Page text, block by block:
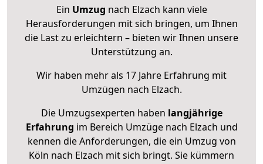
Ein Umzug nach Elzach kann viele
Herausforderungen mit sich bringen, um Ihnen
die Last zu erleichtern – bieten wir Ihnen unsere
Unterstützung an.
Wir haben mehr als 17 Jahre Erfahrung mit
Umzügen nach Elzach.
Die Umzugsexperten haben langjährige
Erfahrung im Bereich Umzüge nach Elzach und
kennen die Anforderungen, die ein Umzug von
Köln nach Elzach mit sich bringt. Sie kümmern